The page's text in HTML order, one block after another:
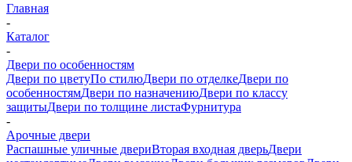
Главная
-
Каталог
-
Двери по особенностям
Двери по цветуПо стилюДвери по отделкеДвери по
особенностямДвери по назначениюДвери по классу
защитыДвери по толщине листаФурнитура
-
Арочные двери
Распашные уличные двериВторая входная дверьДвери